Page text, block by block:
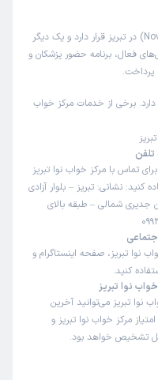
مرکز خواب نوا تبریز (Nova Tabriz Sleepcenter) در تبریز قرار دارد و یک دیگر
فعال، برنامه حضور پزشکان و
پرداخت.
برخی از خدمات مرکز خواب
تلفن
تماس با مرکز خواب نوا تبریز
کنید: نشانی: تبریز – بلوار آزادی
جدیری شمالی – طبقه بالای
نوا تبریز، صفحه اینستاگرام و
کنید.
نوا تبریز
نوا تبریز می‌توانید آخرین
مرکز خواب نوا تبریز و
تشخیص خواهد بود.